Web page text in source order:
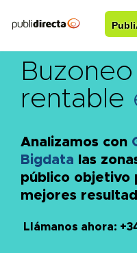
al
rentable
Analizamos con
Bigdata las
público objetivo
mejores
Llámanos ahora: